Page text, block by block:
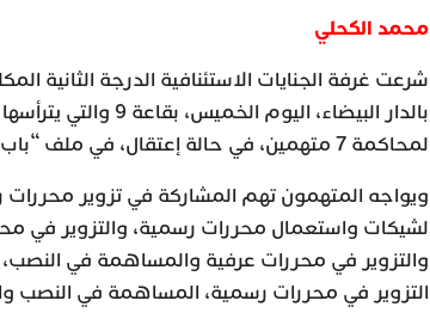
محمد الكحلي
شرعت غرفة الجنايات الاستئنافية الدرجة الثانية
بالدار البيضاء،
لمحاكمة 7 متهمين، في حالة إعتقال، في ملف “باب دارنا”.
ويواجه المتهمون تهم المشاركة في تزوير
لشيكات واستعمال محررات رسمية، والتزوير في
والتزوير في محررات عرفية والمساهمة في
التزوير في محررات رسمية، المساهمة في النصب